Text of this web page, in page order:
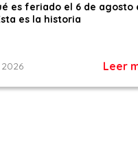
es feriado el 6 de agosto
es la historia
Leer